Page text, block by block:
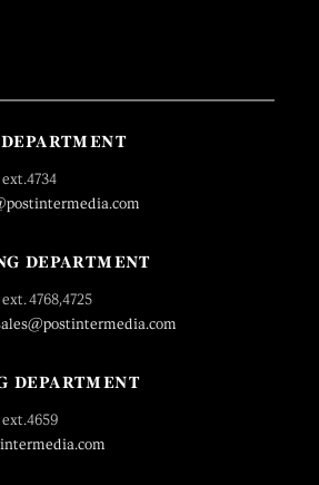
DEPARTMENT
4768,4725
DEPARTMENT
ext.4659